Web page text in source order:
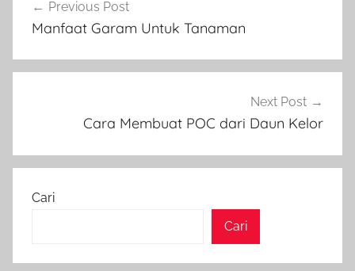
pos
Previous Post
Manfaat Garam Untuk Tanaman
Next Post
Cara Membuat POC dari Daun Kelor
Cari
Cari